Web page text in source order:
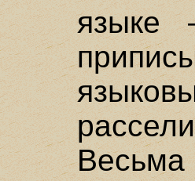
языке
Весьма